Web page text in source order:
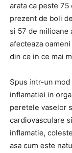
arata ca peste
prezent de boli
si 57 de milioane
afecteaza
din ce in ce mai
Spus intr-un
inflamatiei in
peretele vaselor
cardiovasculare
inflamatie,
asa cum este